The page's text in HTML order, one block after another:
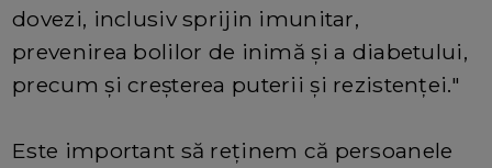
dovezi, inclusiv sprijin imunitar,
prevenirea bolilor de inimă și a diabetului,
precum și creșterea puterii și rezistenței."
Este important să reținem că persoanele